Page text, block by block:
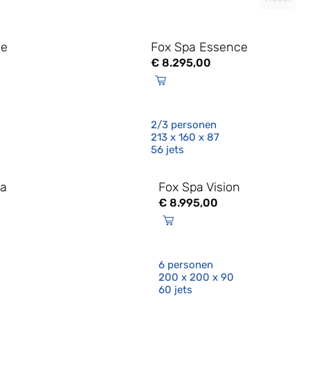
Fox Spa Essence
€8.295,00
2/3 personen
213 x 160 x 87
56 jets
Fox Spa Vision
€8.995,00
6 personen
200 x 200 x 90
60 jets